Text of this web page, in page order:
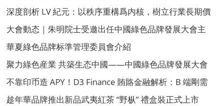
投！
深度剖析 LV 紀元：以秩序重構爲内核，樹立行業長期價
值發展新标杆
大會動态｜朱明院士受邀出任中國綠色品牌發展大會主
席團主席
華夏綠色品牌标準管理委員會介紹
聚力綠色産業 共築生态中國——中國綠色品牌發展大會
組委會介紹
不靠印币造 APY！D3 Finance 賄賂金融解析：B 端剛需
支撐永續收益
趁年華品牌推出新品武夷紅茶 “野枞” 禮盒裝正式上市